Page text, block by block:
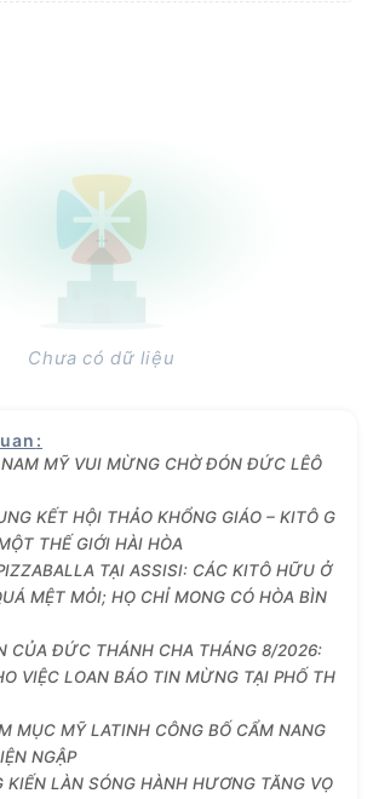
Chưa có dữ liệu
:
NAM MỸ VUI MỪNG CHỜ ĐÓN ĐỨC LÊÔ
KẾT HỘI THẢO KHỔNG GIÁO – KITÔ G
THẾ GIỚI HÀI HÒA
TẠI ASSISI: CÁC KITÔ HỮU Ở
MỆT MỎI; HỌ CHỈ MONG CÓ HÒA BÌN
CỦA ĐỨC THÁNH CHA THÁNG 8/2026:
VIỆC LOAN BÁO TIN MỪNG TẠI PHỐ TH
MỤC MỸ LATINH CÔNG BỐ CẨM NANG
NGẬP
KIẾN LÀN SÓNG HÀNH HƯƠNG TĂNG VỌ